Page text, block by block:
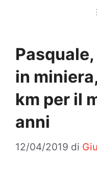
in
km per il
anni
12/04/2019 di